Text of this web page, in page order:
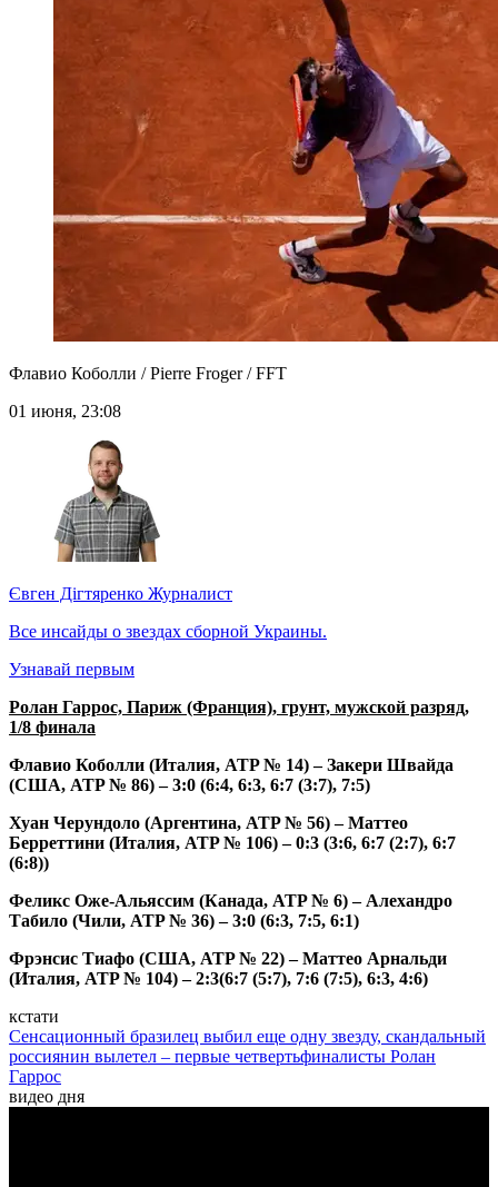
Флавио Коболли / Pierre Froger / FFT
01 июня, 23:08
Євген Дігтяренко Журналист
Все инсайды о звездах сборной Украины.
Узнавай первым
Ролан Гаррос, Париж (Франция), грунт, мужской разряд,
1/8 финала
Флавио Коболли (Италия, ATP № 14) – Закери Швайда
(США, ATP № 86) – 3:0 (6:4, 6:3, 6:7 (3:7), 7:5)
Хуан Черундоло (Аргентина, ATP № 56) – Маттео
Берреттини (Италия, ATP № 106) – 0:3 (3:6, 6:7 (2:7), 6:7
(6:8))
Феликс Оже-Альяссим (Канада, ATP № 6) – Алехандро
Табило (Чили, ATP № 36) – 3:0 (6:3, 7:5, 6:1)
Фрэнсис Тиафо (США, ATP № 22) – Маттео Арнальди
(Италия, ATP № 104) – 2:3(6:7 (5:7), 7:6 (7:5), 6:3, 4:6)
кстати
Сенсационный бразилец выбил еще одну звезду, скандальный
россиянин вылетел – первые четвертьфиналисты Ролан
Гаррос
видео дня